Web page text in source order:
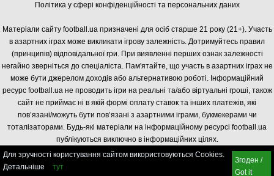
Політика у сфері конфіденційності та персональних даних
Матеріали сайту football.ua призначені для осіб старше 21 року (21+). Участь
в азартних іграх може викликати ігрову залежність. Дотримуйтесь правил
(принципів) відповідальної гри. При виявленні перших ознак залежності
негайно зверніться до спеціаліста. Пам'ятайте, що участь в азартних іграх не
може бути джерелом доходів або альтернативою роботі. Інформаційний
ресурс football.ua не проводить ігри на реальні та/або віртуальні гроші, також
сайт не приймає ні в якій формі оплату ставок та інших платежів, які
пов’язані/можуть бути пов’язані з азартними іграми, букмекерами чи
тоталізаторами. Будь-які матеріали на інформаційному ресурсі football.ua
публікуються виключно в інформаційних цілях.
Для зручності користування сайтом використовуються Cookies.
Детальніше
тут
Згоден /
Got it